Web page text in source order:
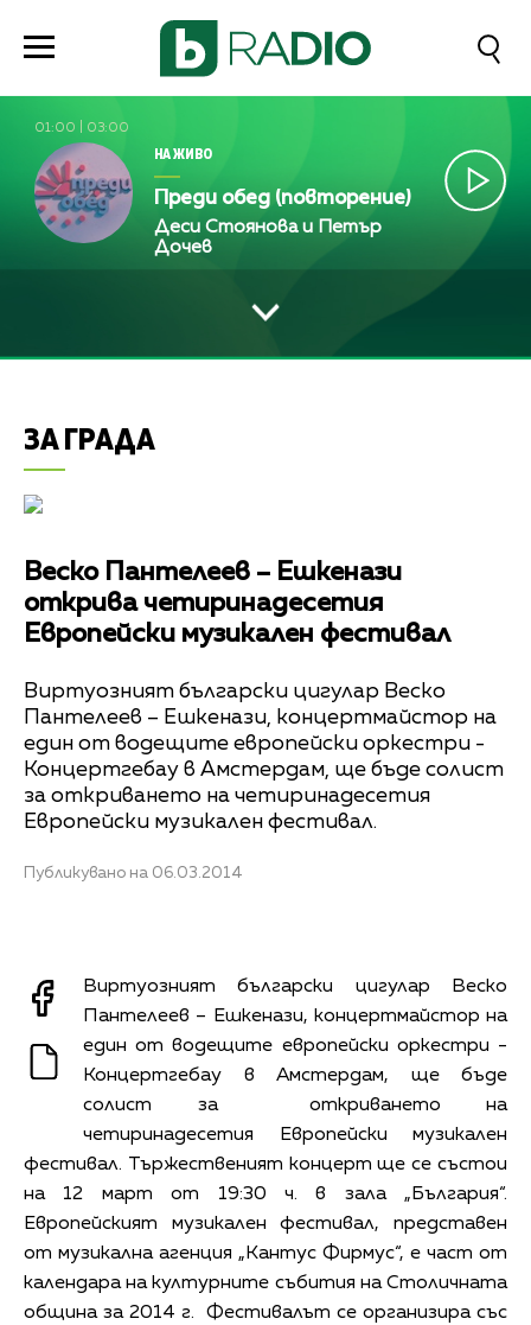
01:00 03:00
НА ЖИВО
Преди обед (повторение)
Деси Стоянова и Петър
Дочев
ЗА ГРАДА
Веско Пантелеев – Ешкенази
открива четиринадесетия
Европейски музикален фестивал
Виртуозният български цигулар Веско
Пантелеев – Ешкенази, концертмайстор на
един от водещите европейски оркестри -
Концертгебау в Амстердам, ще бъде солист
за откриването на четиринадесетия
Европейски музикален фестивал.
Публикувано на 06.03.2014
Виртуозният български цигулар Веско
Пантелеев – Ешкенази, концертмайстор на
един от водещите европейски оркестри -
Концертгебау в Амстердам, ще бъде
солист за откриването на
четиринадесетия Европейски музикален
фестивал. Тържественият концерт ще се състои
на 12 март от 19:30 ч. в зала „България“.
Европейският музикален фестивал, представен
от музикална агенция „Кантус Фирмус“, е част от
календара на културните събития на Столичната
община за 2014 г. Фестивалът се организира със